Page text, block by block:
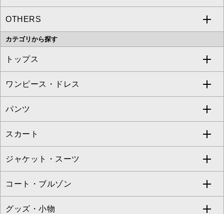
MK MICHEL KLEIN
OFUON le MK
Sybilla
S sybilla
Jocomomola
TARA JARMON
ZAPA
TONEA
MICHEL KLEIN HOMME
MK MICHEL KLEIN HOMME
a.v.v
OTHERS
MK MICHEL KLEIN BAG
EMILIO ROBBA
BUYERS SELECT
カテゴリから探す
トップス
すべてのトップス
カットソー・Tシャツ
ブラウス・シャツ
ニット・セーター
カーディガン
アンサンブルセット
ワンピース・ドレス
すべてのワンピース・ドレス
ワンピース
ドレス
チュニック
ジャンパースカート
パンツ
すべてのパンツ
フルレングスパンツ
クロップド・半端丈パンツ
ガウチョ・ワイドパンツ
スカート
すべてのスカート
ロング・マキシ丈スカート
ひざ丈スカート
ジャケット・スーツ
すべてのジャケット・スーツ
テーラードジャケット
コート・ブルゾン
すべてのコート・ブルゾン
グッズ・小物